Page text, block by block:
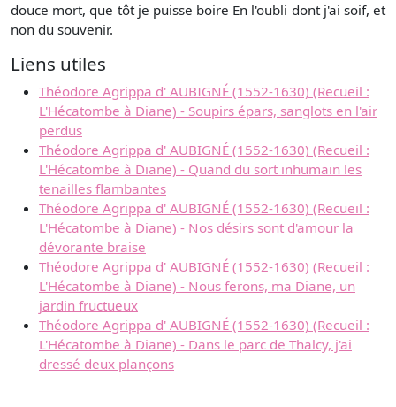
douce mort, que tôt je puisse boire En l'oubli dont j'ai soif, et
non du souvenir.
Liens utiles
Théodore Agrippa d' AUBIGNÉ (1552-1630) (Recueil :
L'Hécatombe à Diane) - Soupirs épars, sanglots en l'air
perdus
Théodore Agrippa d' AUBIGNÉ (1552-1630) (Recueil :
L'Hécatombe à Diane) - Quand du sort inhumain les
tenailles flambantes
Théodore Agrippa d' AUBIGNÉ (1552-1630) (Recueil :
L'Hécatombe à Diane) - Nos désirs sont d'amour la
dévorante braise
Théodore Agrippa d' AUBIGNÉ (1552-1630) (Recueil :
L'Hécatombe à Diane) - Nous ferons, ma Diane, un
jardin fructueux
Théodore Agrippa d' AUBIGNÉ (1552-1630) (Recueil :
L'Hécatombe à Diane) - Dans le parc de Thalcy, j'ai
dressé deux plançons